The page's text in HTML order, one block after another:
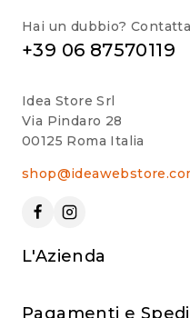
Hai un dubbio?
+39 06 87570119
Idea Store Srl
Via Pindaro 28
00125 Roma Italia
L'Azienda
Pagamenti e